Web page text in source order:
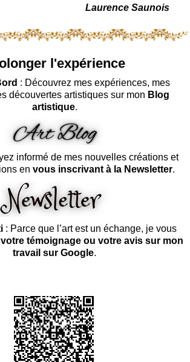
Laurence Saunois
l'expérience
: Découvrez mes expériences, mes
découvertes artistiques sur mon Blog
artistique.
informé de mes nouvelles créations et
en vous inscrivant à la Newsletter.
: Parce que l’art est un échange, je vous
témoignage ou votre avis sur mon
travail sur Google.